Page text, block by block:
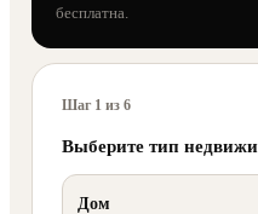
бесплатна.
Шаг 1 из 6
Выберите тип
Дом